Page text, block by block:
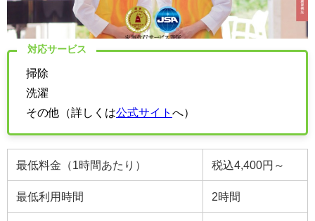
対応サービス
掃除
洗濯
その他（詳しくは公式サイト へ）
最低料金（1時間あたり） 税込4,400円～
最低利用時間 2時間